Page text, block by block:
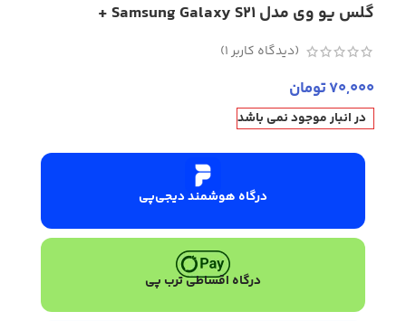
گلس یو وی مدل Samsung Galaxy S21 +
(دیدگاه کاربر1
)
70,000تومان
در انبار موجود نمی باشد
درگاه هوشمند دیجی‌پی
درگاه اقساطی ترب پی